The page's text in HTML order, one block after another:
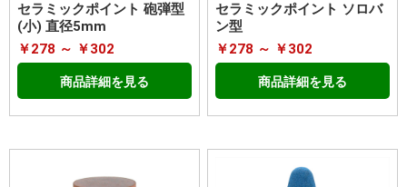
セラミックポイント 砲弾型
(小) 直径5mm
￥278 ～ ￥302
商品詳細を見る
セラミックポイント ソロバ
ン型
￥278 ～ ￥302
商品詳細を見る